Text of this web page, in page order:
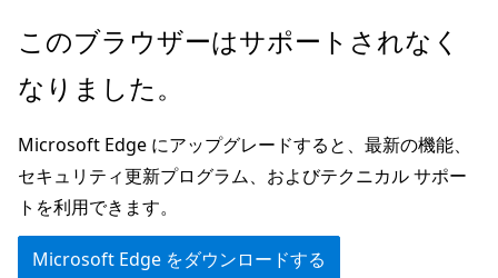
メ
ン
ン
テ
ン
ツ
このブラウザーはサポートされなく
なりました。
Microsoft Edge にアップグレードすると、最新の機能、
セキュリティ更新プログラム、およびテクニカル サポー
トを利用できます。
Microsoft Edge をダウンロードする